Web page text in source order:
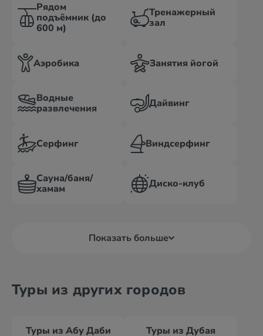
Рядом
подъёмник (до
600 м)
Тренажерный
зал
Аэробика Занятия йогой
Водные
развлечения
Дайвинг
Серфинг Виндсерфинг
Сауна/баня/
хамам
Диско-клуб
Показать больше
Туры из других городов
Туры из Абу Даби Туры из Дубая